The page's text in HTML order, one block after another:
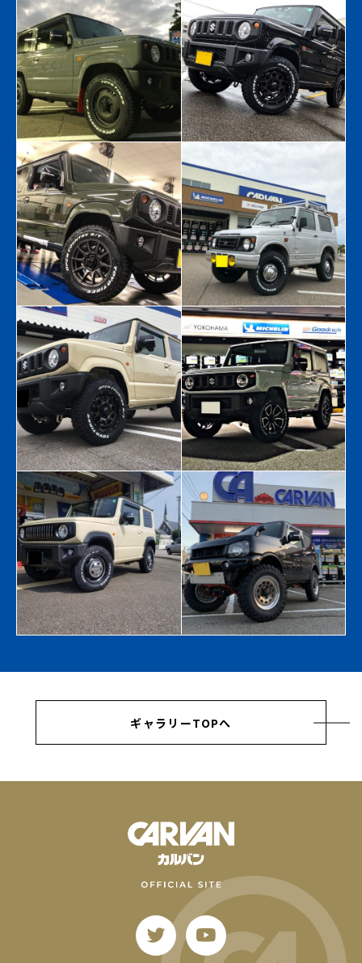
ギャラリーTOPへ